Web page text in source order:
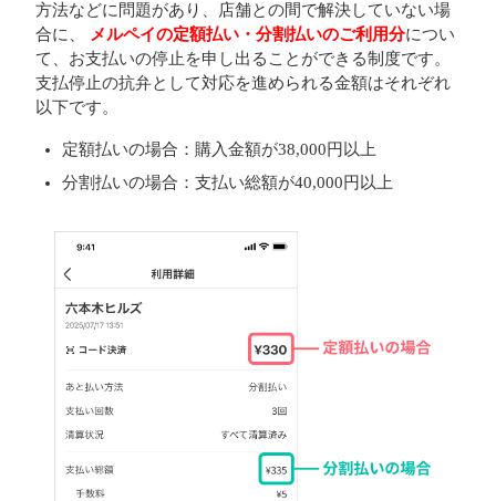
方法などに問題があり、店舗との間で解決していない場
合に、
メルペイの定額払い・分割払いのご利用分につい
て、お支払いの停止を申し出ることができる制度です。
支払停止の抗弁として対応を進められる金額はそれぞれ
以下です。
定額払いの場合：購入金額が38,000円以上
分割払いの場合：支払い総額が40,000円以上